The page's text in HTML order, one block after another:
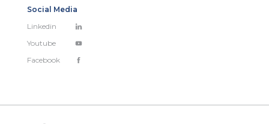
Social Media
Linkedin
Youtube
Facebook